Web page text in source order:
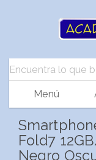
Menú
Fold7
Negro